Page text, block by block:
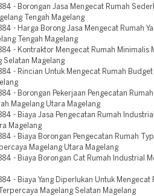
- Borongan Jasa Mengecat Rumah
Tengah Magelang
- Harga Borong Jasa Mengecat Rumah
Tengah Magelang
- Kontraktor Mengecat Rumah Minimalis
Selatan Magelang
- Rincian Untuk Mengecat Rumah
- Borongan Pekerjaan Pengecatan
Magelang Utara Magelang
- Biaya Jasa Pengecatan Rumah
Magelang
- Biaya Borongan Pengecatan Rumah
Magelang Utara Magelang
- Biaya Borongan Cat Rumah Industrial
- Biaya Yang Diperlukan Untuk Mengecat
Magelang Selatan Magelang